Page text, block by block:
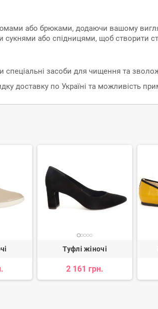
або брюками, додаючи вашому
сукнями або спідницями, щоб створити
засоби для чищення та
доставку по Україні та можливість
Туфлі жіночі
2 161 грн.